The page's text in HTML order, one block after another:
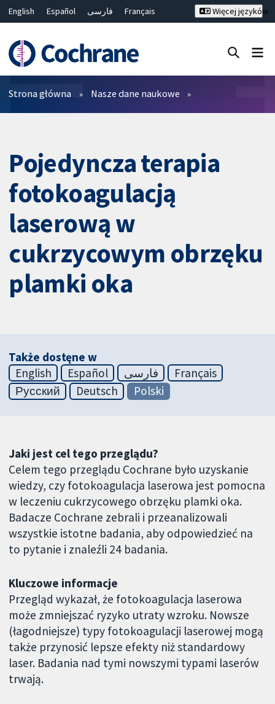
English Español فارسی
Français
Bahasa Malaysia
ไทย
繁體中文
简体中文
Więcej języków
Filtry
Strona główna Nasze dane naukowe
Pojedyncza terapia
fotokoagulacją
laserową w
cukrzycowym obrzęku
plamki oka
Także dostęne w
English
Español فارسی
Français
Русский
Deutsch Polski
Jaki jest cel tego przeglądu?
Celem tego przeglądu Cochrane było uzyskanie
wiedzy, czy fotokoagulacja laserowa jest pomocna
w leczeniu cukrzycowego obrzęku plamki oka.
Badacze Cochrane zebrali i przeanalizowali
wszystkie istotne badania, aby odpowiedzieć na
to pytanie i znaleźli 24 badania.
Kluczowe informacje
Przegląd wykazał, że fotokoagulacja laserowa
może zmniejszać ryzyko utraty wzroku. Nowsze
(łagodniejsze) typy fotokoagulacji laserowej mogą
także przynosić lepsze efekty niż standardowy
laser. Badania nad tymi nowszymi typami laserów
trwają.